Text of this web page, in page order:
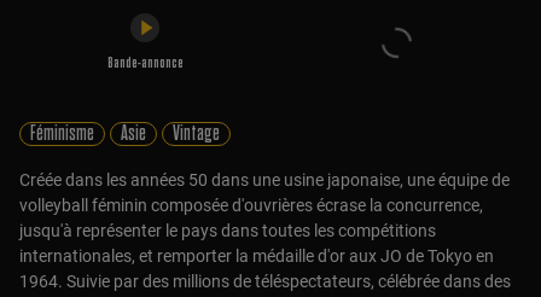
Bande-annonce
Féminisme Asie Vintage
Créée dans les années 50 dans une usine japonaise, une équipe de
volleyball féminin composée d'ouvrières écrase la concurrence,
jusqu'à représenter le pays dans toutes les compétitions
internationales, et remporter la médaille d'or aux JO de Tokyo en
1964. Suivie par des millions de téléspectateurs, célébrée dans des